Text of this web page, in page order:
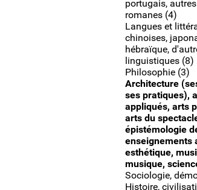
portugais,
romanes (4)
Langues et
chinoises,
hébraïque,
linguistiques (8)
Philosophie (3)
Architecture
ses pratiques),
appliqués, arts
arts du
épistémologie
enseignements
esthétique,
musique,
Sociologie,
Histoire,